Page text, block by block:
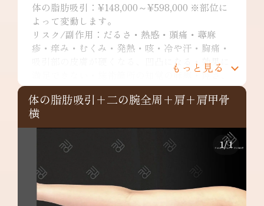
体の脂肪吸引：¥148,000～¥598,000 ※部位に
よって変動します。
リスク/副作用：だるさ・熱感・頭痛・蕁麻
疹・痒み・むくみ・発熱・咳・冷や汗・胸痛・
吸引部の皮膚が硬くなる、凹凸になる・効果に
満足できない・施術箇所の知覚の麻痺・鈍さ、
しびれ・皮膚の色素沈着などを生じることがあ
ります。
二の腕全周：¥349,800～
リスク/副作用：だるさ・熱感・頭痛・蕁麻
疹・痒み・むくみ・発熱・咳・冷や汗・胸痛・
吸引部の皮膚が硬くなる、凹凸になる・効果に
満足できない・施術箇所の知覚の麻痺・鈍さ、
しびれ・皮膚の色素沈着など
肩：¥148,000～
もっと見る
体の脂肪吸引+二の腕全周+肩+肩甲骨
横
1/1